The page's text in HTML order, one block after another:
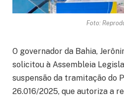
Foto:
O governador da Bahia,
solicitou à Assembleia
suspensão da tramitação do
26.016/2025, que autoriza a